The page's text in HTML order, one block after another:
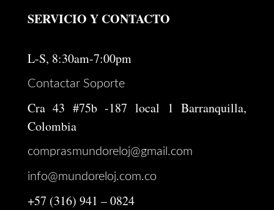
SERVICIO Y CONTACTO
L-S, 8:30am-7:00pm
Contactar Soporte
Cra 43 #75b -187 local 1 Barranquilla,
Colombia
comprasmundoreloj@gmail.com
info@mundoreloj.com.co
+57 (316) 941 – 0824